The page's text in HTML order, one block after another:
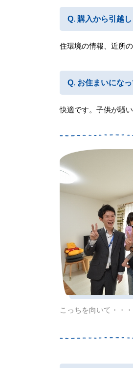
購入から引越
住環境の情報、近所
お住まいにな
快適です。子供が騒
こっちを向いて・・